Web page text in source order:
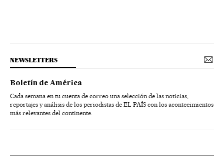
NEWSLETTERS
Boletín de América
Cada semana en tu cuenta de correo una selección de las noticias,
reportajes y análisis de los periodistas de EL PAÍS con los acontecimientos
más relevantes del continente.